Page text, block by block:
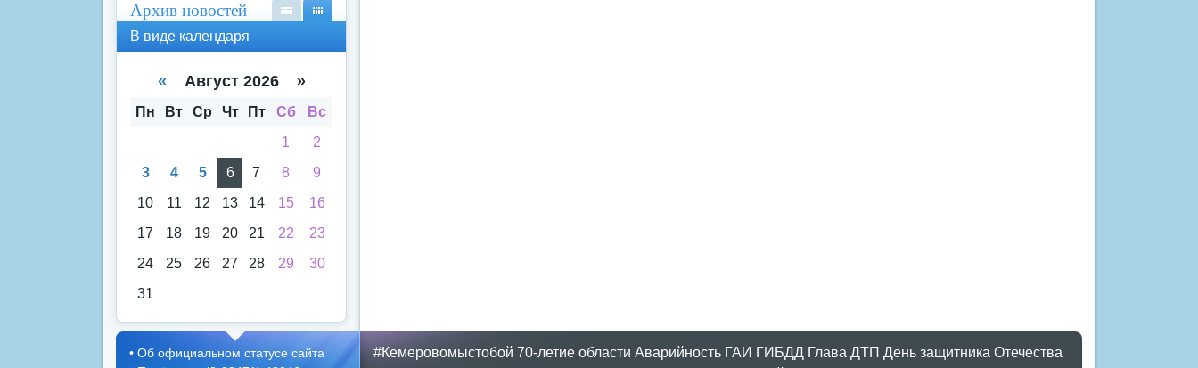
Архив новостей
кал
аря
спи
В виде календаря
« Август 2026 »
Пн Вт Ср Чт Пт Сб
Вс
1
2
3
4 5 6 7 8
9
10
11 12 13 14 15
16
17
18 19 20 21 22
23
24
25 26 27 28 29
30
31
#Кемеровомыстобой 70-летие области Аварийность ГАИ ГИБДД Глава ДТП День защитника Отечества
• Об официальном статусе сайта